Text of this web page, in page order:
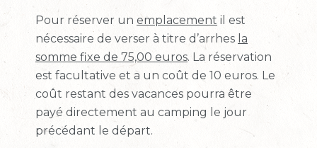
Pour réserver un emplacementil est
nécessaire de verser à titre d’arrhes la
somme fixe de 75,00 euros. La réservation
est facultative et a un coût de 10 euros. Le
coût restant des vacances pourra être
payé directement au camping le jour
précédant le départ.